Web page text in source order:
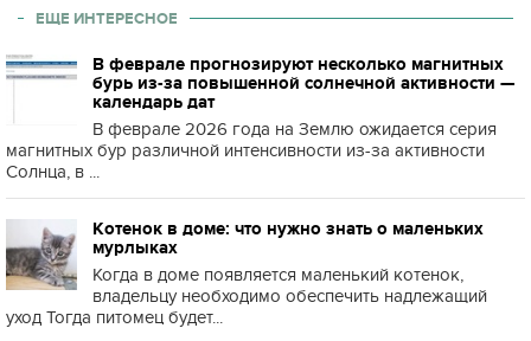
ЕЩЕ ИНТЕРЕСНОЕ
В феврале прогнозируют несколько магнитных
бурь из-за повышенной солнечной активности —
календарь дат
В феврале 2026 года на Землю ожидается серия
магнитных бур различной интенсивности из-за активности
Солнца, в ...
Котенок в доме: что нужно знать о маленьких
мурлыках
Когда в доме появляется маленький котенок,
владельцу необходимо обеспечить надлежащий
уход Тогда питомец будет...